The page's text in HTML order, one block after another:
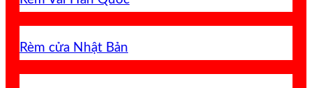
Rèm cửa Nhật Bản